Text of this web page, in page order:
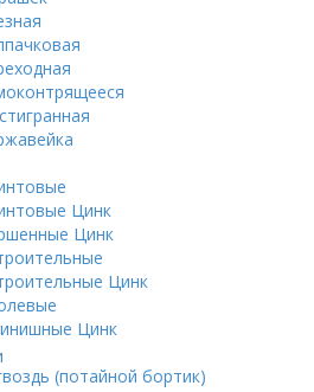
Цинк
Цинк
Цинк
Цинк
(потайной бортик)